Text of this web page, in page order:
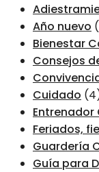
Año nuevo
Bienestar
Consejos
Cuidado
Entrenador
Feriados,
Guardería
Guía para